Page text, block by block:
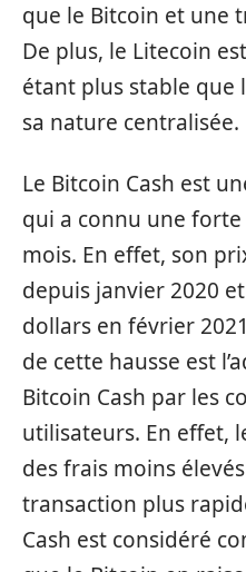
que le Bitcoin et une
De plus, le Litecoin
étant plus stable que
sa nature centralisée.
Le Bitcoin Cash est
qui a connu une
mois. En effet, son
depuis janvier 2020
dollars en février
de cette hausse est
Bitcoin Cash par les
utilisateurs. En effet,
des frais moins
transaction plus
Cash est considéré